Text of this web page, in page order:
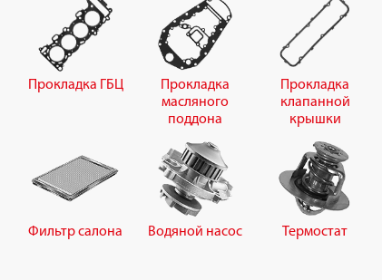
Прокладка ГБЦ
Прокладка
масляного
поддона
Прокладка
клапанной
крышки
Фильтр салона Водяной насос Термостат